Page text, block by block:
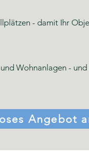
- damit Ihr
Wohnanlagen -
Angebot